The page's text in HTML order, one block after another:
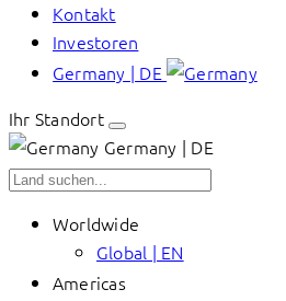
Kontakt
Investoren
Germany | DE
Ihr Standort
Germany | DE
Worldwide
Global | EN
Americas